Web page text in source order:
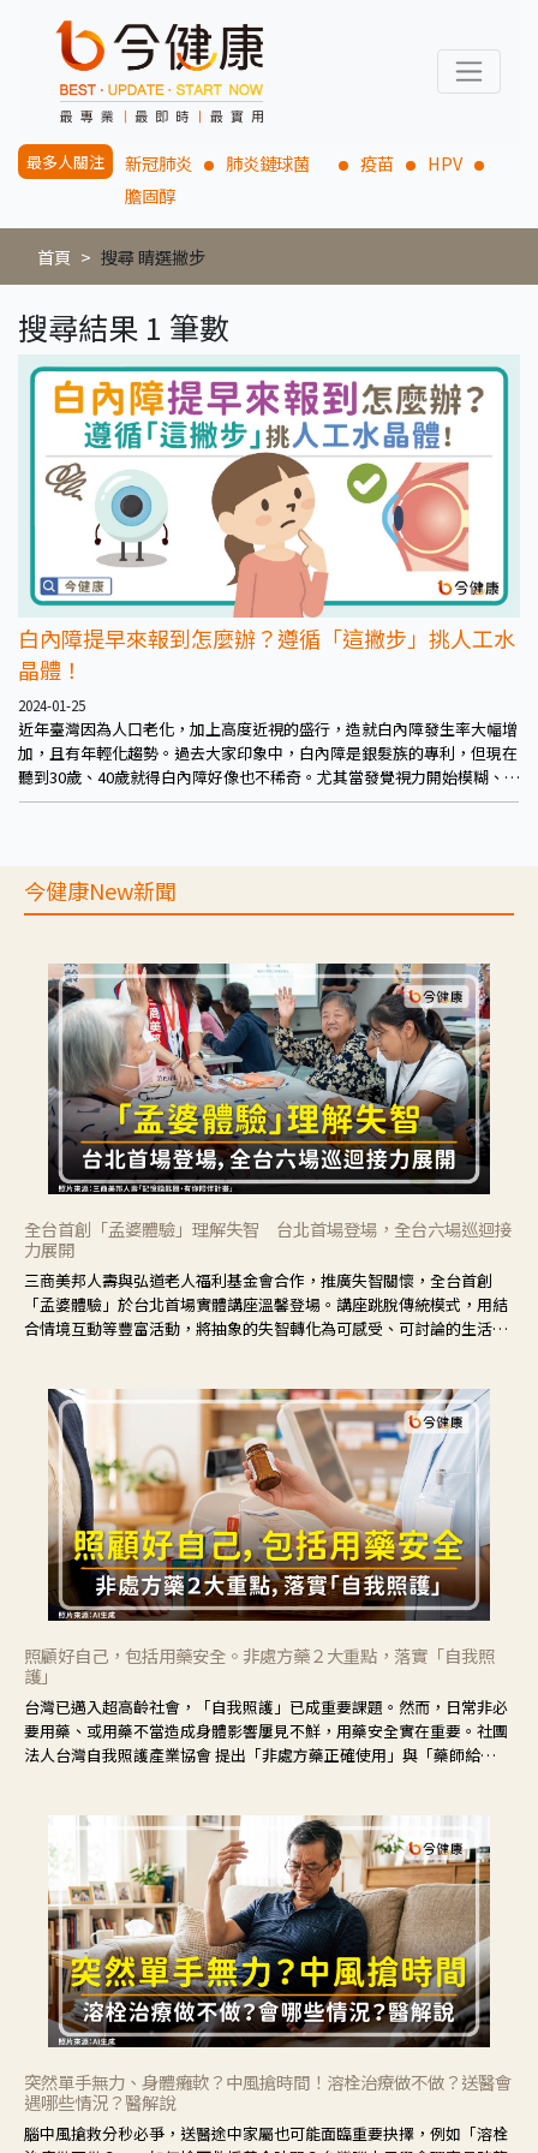
最多人關注 新冠肺炎 肺炎鏈球菌 疫苗
HPV
膽固醇
首頁 搜尋 睛選撇步
搜尋結果 1 筆數
白內障提早來報到怎麼辦？遵循「這撇步」挑人工水
晶體！
2024-01-25
近年臺灣因為人口老化，加上高度近視的盛行，造就白內障發生率大幅增
加，且有年輕化趨勢。過去大家印象中，白內障是銀髮族的專利，但現在
聽到30歲、40歲就得白內障好像也不稀奇。尤其當發覺視力開始模糊、色
覺異常，務必及早就醫，避免水晶體過熟，增加後續手術風險。建議治療
今健康New新聞
全台首創「孟婆體驗」理解失智 台北首場登場，全台六場巡迴接
力展開
三商美邦人壽與弘道老人福利基金會合作，推廣失智關懷，全台首創
「孟婆體驗」於台北首場實體講座溫馨登場。講座跳脫傳統模式，用結
合情境互動等豐富活動，將抽象的失智轉化為可感受、可討論的生活情
照顧好自己，包括用藥安全。非處方藥２大重點，落實「自我照
護」
台灣已邁入超高齡社會，「自我照護」已成重要課題。然而，日常非必
要用藥、或用藥不當造成身體影響屢見不鮮，用藥安全實在重要。社團
法人台灣自我照護產業協會 提出「非處方藥正確使用」與「藥師給
突然單手無力、身體癱軟？中風搶時間！溶栓治療做不做？送醫會
遇哪些情況？醫解說
腦中風搶救分秒必爭，送醫途中家屬也可能面臨重要抉擇，例如「溶栓